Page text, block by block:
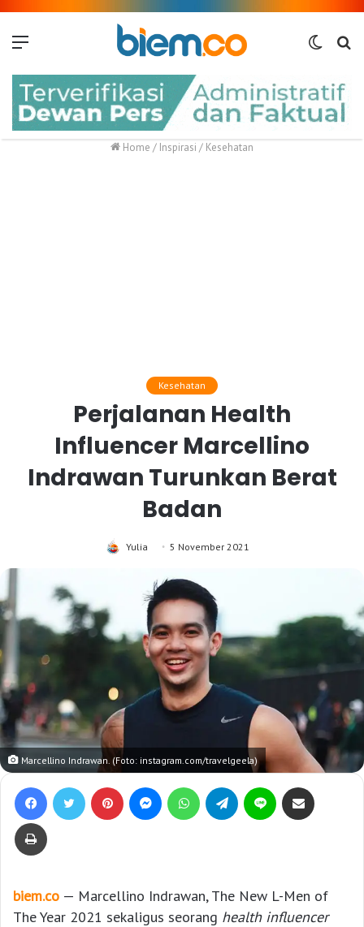
Switch
Home / Inspirasi / Kesehatan
Kesehatan
Perjalanan Health
Influencer Marcellino
Indrawan Turunkan Berat
Badan
Yulia 5 November 2021
Marcellino Indrawan. (Foto: instagram.com/travelgeela)
biem.co — Marcellino Indrawan, The New L-Men of
The Year 2021 sekaligus seorang health influencer